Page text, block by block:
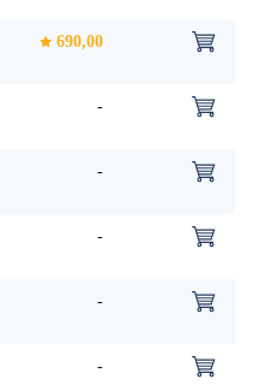
690,00
-
-
-
-
-